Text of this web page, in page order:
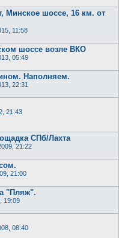
Минское шоссе, 16 км. от
11:58
шоссе возле ВКО
05:49
Наполняем.
22:31
21:43
СПб/Лахта
21:22
21:00
"Пляж".
19:09
08:40